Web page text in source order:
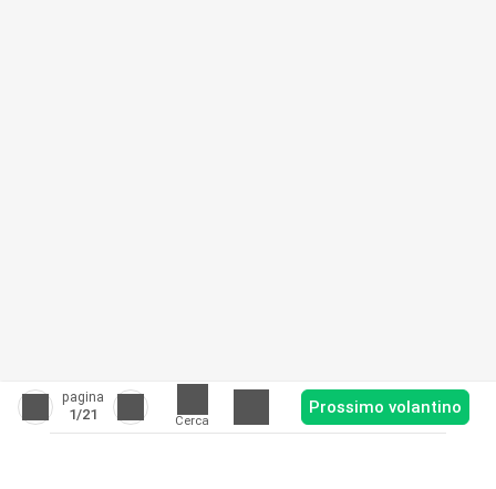
pagina
1/21 Cerca
Prossimo volantino